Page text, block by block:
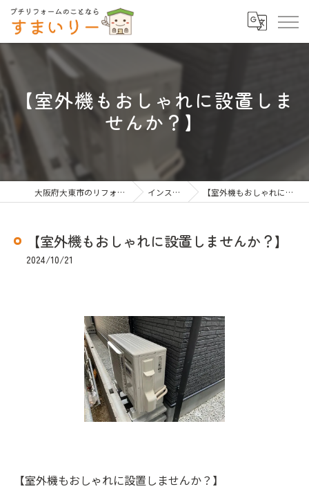
【室外機もおしゃれに設置しま
せんか？】
大阪府大東市のリフォームならすまいりー インスタグラム 【室外機もおしゃれに設置しませんか？】
【室外機もおしゃれに設置しませんか？】
2024/10/21
【室外機もおしゃれに設置しませんか？】